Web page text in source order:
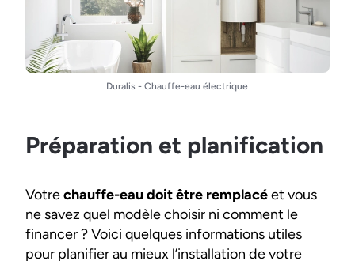
Duralis - Chauffe-eau électrique
Préparation et planification
Votrechauffe-eau doit être remplacéet vous
ne savez quel modèle choisir ni comment le
financer ? Voici quelques informations utiles
pour planifier au mieux l’installation de votre